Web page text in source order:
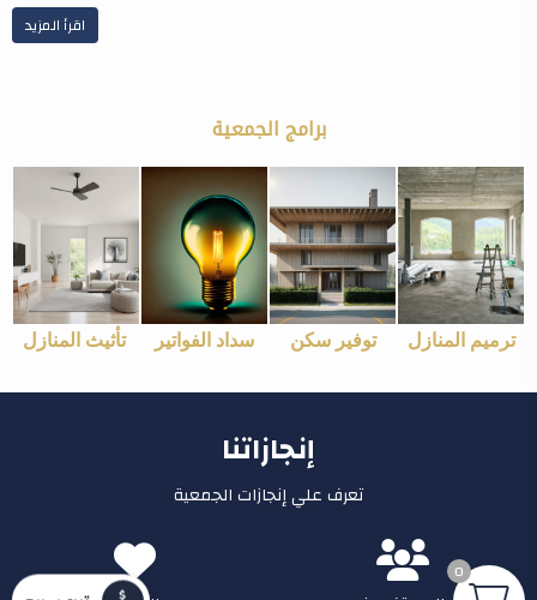
اقرأ المزيد
برامج الجمعية
ترميم المنازل توفير سكن سداد الفواتير تأثيث المنازل
إنجازاتنا
تعرف علي إنجازات الجمعية
0